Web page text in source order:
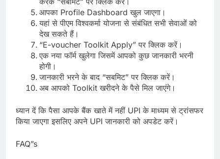
आपका Profile Dashboard खुल जाएगा।
यहां से पीएम विश्वकर्मा योजना से संबंधित सभी सेवाओं को
देख सकते हैं।
“E-voucher Toolkit Apply” पर क्लिक करें।
एक नया फॉर्म खुलेगा जिसमें आपको कुछ जानकारी भरनी
होगी।
जानकारी भरने के बाद “सबमिट” पर क्लिक करें।
अब आपको Toolkit खरीदने के पैसे मिल जाएंगे।
ध्यान दें कि पैसा आपके बैंक खाते में नहीं UPI के माध्यम से ट्रांसफर
किया जाएगा इसलिए अपने UPI जानकारी को अपडेट करें।
FAQ”s